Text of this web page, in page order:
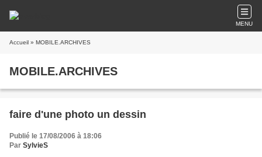
MENU
Accueil » MOBILE.ARCHIVES
MOBILE.ARCHIVES
faire d'une photo un dessin
Publié le 17/08/2006 à 18:06
Par SylvieS